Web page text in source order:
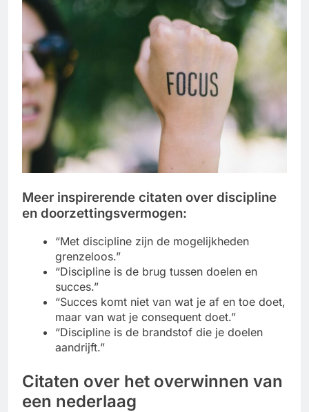
Meer inspirerende citaten over discipline
en doorzettingsvermogen:
“Met discipline zijn de mogelijkheden
grenzeloos.”
“Discipline is de brug tussen doelen en
succes.”
“Succes komt niet van wat je af en toe doet,
maar van wat je consequent doet.”
“Discipline is de brandstof die je doelen
aandrijft.”
Citaten over het overwinnen van
een nederlaag